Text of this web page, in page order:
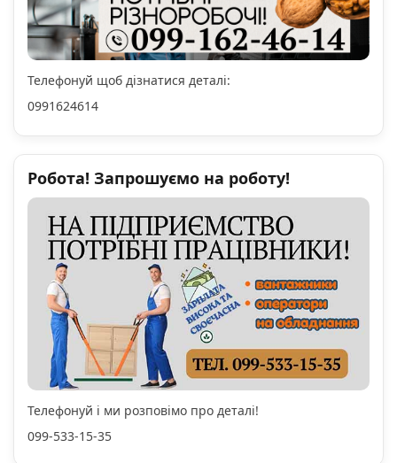
Телефонуй щоб дізнатися деталі:
0991624614
Робота! Запрошуємо на роботу!
Телефонуй і ми розповімо про деталі!
099-533-15-35